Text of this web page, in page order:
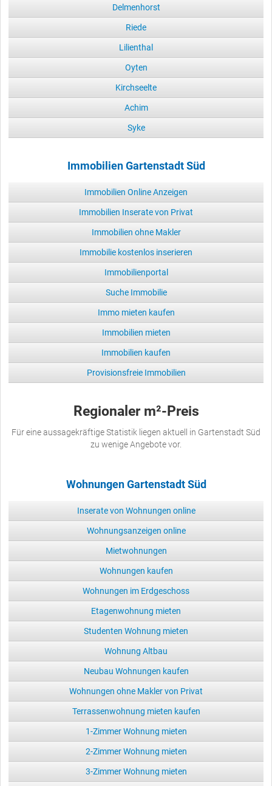
Delmenhorst
Riede
Lilienthal
Oyten
Kirchseelte
Achim
Syke
Immobilien Gartenstadt Süd
Immobilien Online Anzeigen
Immobilien Inserate von Privat
Immobilien ohne Makler
Immobilie kostenlos inserieren
Immobilienportal
Suche Immobilie
Immo mieten kaufen
Immobilien mieten
Immobilien kaufen
Provisionsfreie Immobilien
Regionaler m²-Preis
Für eine aussagekräftige Statistik liegen aktuell in Gartenstadt Süd
zu wenige Angebote vor.
Wohnungen Gartenstadt Süd
Inserate von Wohnungen online
Wohnungsanzeigen online
Mietwohnungen
Wohnungen kaufen
Wohnungen im Erdgeschoss
Etagenwohnung mieten
Studenten Wohnung mieten
Wohnung Altbau
Neubau Wohnungen kaufen
Wohnungen ohne Makler von Privat
Terrassenwohnung mieten kaufen
1-Zimmer Wohnung mieten
2-Zimmer Wohnung mieten
3-Zimmer Wohnung mieten